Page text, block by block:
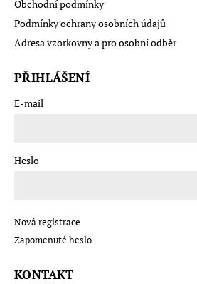
Obchodní podmínky
Podmínky ochrany osobních údajů
Adresa vzorkovny a pro osobní odběr
PŘIHLÁŠENÍ
E-mail
Heslo
Nová registrace
Zapomenuté heslo
KONTAKT